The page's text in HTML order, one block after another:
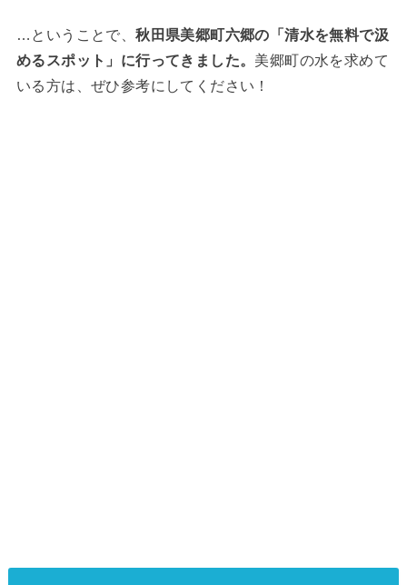
…ということで、秋田県美郷町六郷の「清水を無料で汲
めるスポット」に行ってきました。 美郷町の水を求めて
いる方は、ぜひ参考にしてください！